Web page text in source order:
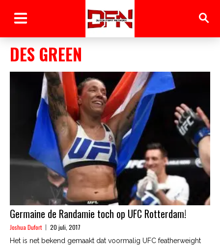
DES GREEN
Germaine de Randamie toch op UFC Rotterdam!
Joshua Dufort 20 juli, 2017
Het is net bekend gemaakt dat voormalig UFC featherweight